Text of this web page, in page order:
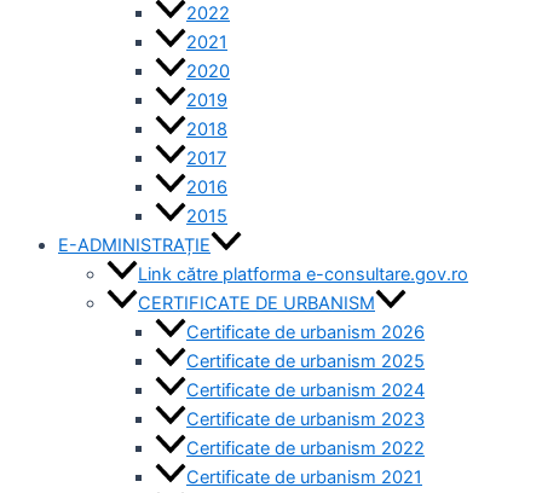
2022
2021
2020
2019
2018
2017
2016
2015
E-ADMINISTRAȚIE
Link către platforma e-consultare.gov.ro
CERTIFICATE DE URBANISM
Certificate de urbanism 2026
Certificate de urbanism 2025
Certificate de urbanism 2024
Certificate de urbanism 2023
Certificate de urbanism 2022
Certificate de urbanism 2021